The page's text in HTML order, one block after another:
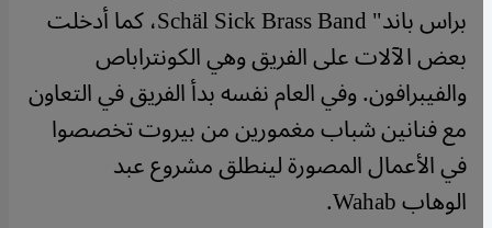
براس باند"Schäl Sick Brass Band، كما أدخلت
بعض الآلات على الفريق وهي الكونتراباص
والفيبرافون. وفي العام نفسه بدأ الفريق في التعاون
مع فنانين شباب مغمورين من بيروت تخصصوا
في الأعمال المصورة لينطلق مشروع عبد
الوهابWahab
.